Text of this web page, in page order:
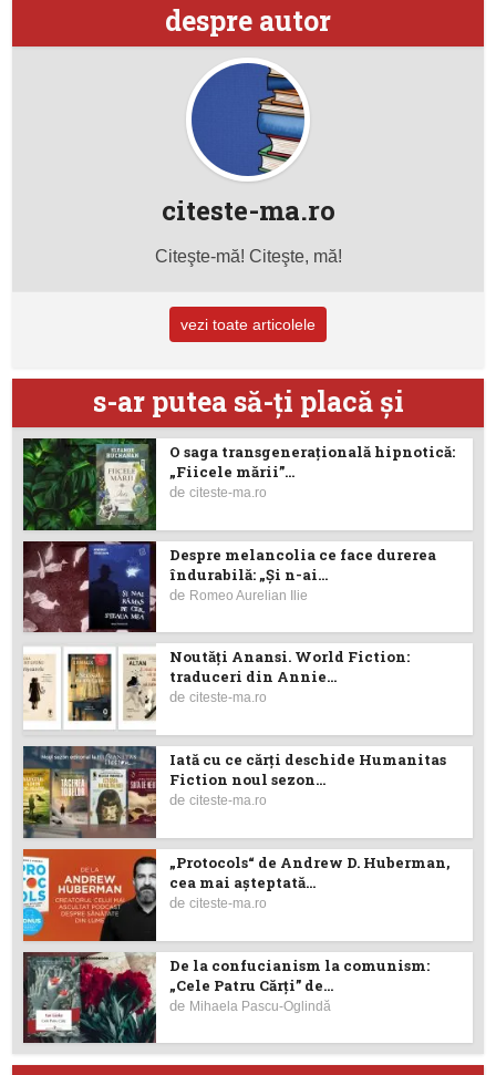
despre autor
citeste-ma.ro
Citeşte-mă! Citeşte, mă!
vezi toate articolele
s-ar putea să-ţi placă şi
O saga transgenerațională hipnotică:
„Fiicele mării”...
deciteste-ma.ro
Despre melancolia ce face durerea
îndurabilă: „Și n-ai...
de Romeo Aurelian Ilie
Noutăţi Anansi. World Fiction:
traduceri din Annie...
deciteste-ma.ro
Iată cu ce cărţi deschide Humanitas
Fiction noul sezon...
deciteste-ma.ro
„Protocols“ de Andrew D. Huberman,
cea mai așteptată...
deciteste-ma.ro
De la confucianism la comunism:
„Cele Patru Cărți” de...
de Mihaela Pascu-Oglindă